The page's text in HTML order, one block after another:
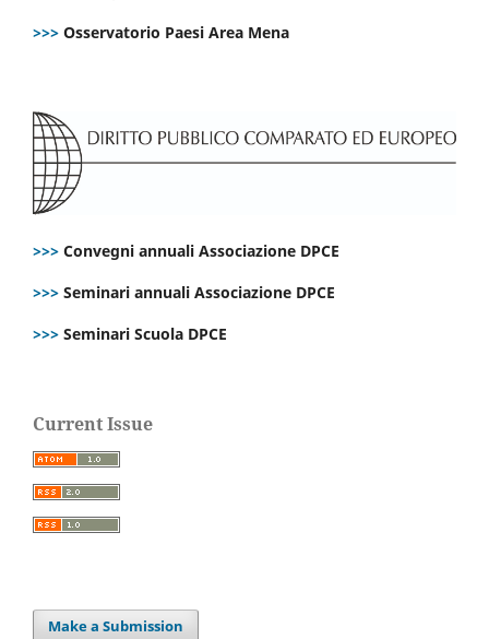
>>> Osservatorio Paesi Area Mena
>>> Convegni annuali Associazione DPCE
>>> Seminari annuali Associazione DPCE
>>> Seminari Scuola DPCE
Current Issue
Make a Submission